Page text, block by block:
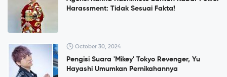
Harassment: Tidak Sesuai Fakta!
October 30, 2024
Pengisi Suara 'Mikey' Tokyo Revenger, Yu
Hayashi Umumkan Pernikahannya